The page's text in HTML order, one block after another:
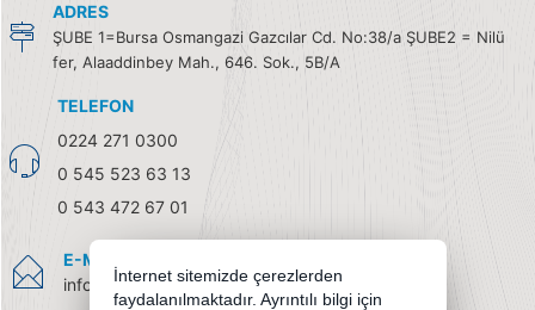
ADRES
ŞUBE 1=Bursa Osmangazi Gazcılar Cd. No:38/a ŞUBE2 = Nilü
fer, Alaaddinbey Mah., 646. Sok., 5B/A
TELEFON
0224 271 0300
0 545 523 63 13
0 543 472 67 01
E-MAIL
info@burendel.com
İnternet sitemizde çerezlerden
faydalanılmaktadır. Ayrıntılı bilgi için